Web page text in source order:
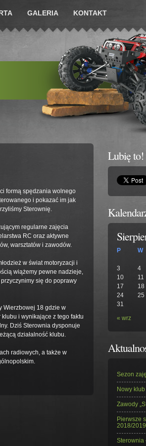
GALERIA KONTAKT
formą spędzania wolnego
i pokazać im jak
Sterownię.
regularne zajęcia
RC oraz aktywne
warsztatów i zawodów.
w świat motoryzacji i
wiążemy pewne nadzieje,
się do poprawy
Wierzbowej 18 gdzie w
i wynikające z tego faktu
Dziś Sterownia dysponuje
działalność klubu.
radiowych, a także w
Lubię to!
P W
« wrz
3
4
10
11
17
18
24
25
31
Sezon
Nowy
Zawody
Pierwsze
2018/2019
Sterownia